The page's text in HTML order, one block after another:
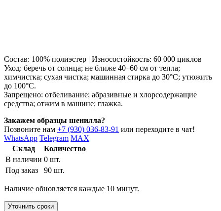
Состав: 100% полиэстер | Износостойкость: 60 000 циклов
Уход: беречь от солнца; не ближе 40–60 см от тепла;
химчистка; сухая чистка; машинная стирка до 30°C; утюжить
до 100°C.
Запрещено: отбеливание; абразивные и хлорсодержащие
средства; отжим в машине; глажка.
Закажем образцы шенилла?
Позвоните нам +7 (930) 036-83-91 или переходите в чат!
WhatsApp Telegram MAX
Склад
Количество
В наличии 0 шт.
Под заказ
90 шт.
Наличие обновляется каждые 10 минут.
Уточнить сроки